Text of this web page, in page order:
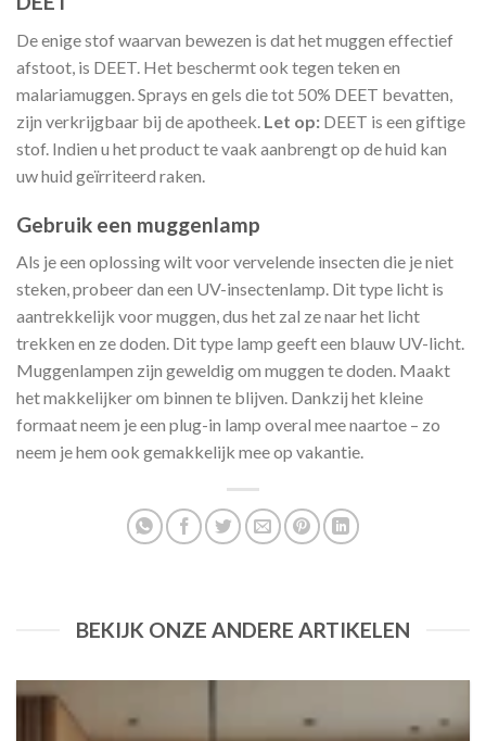
De enige stof waarvan bewezen is dat het muggen effectief
afstoot, is DEET. Het beschermt ook tegen teken en
malariamuggen. Sprays en gels die tot 50% DEET bevatten,
zijn verkrijgbaar bij de apotheek. Let op: DEET is een giftige
stof. Indien u het product te vaak aanbrengt op de huid kan
uw huid geïrriteerd raken.
Gebruik een muggenlamp
Als je een oplossing wilt voor vervelende insecten die je niet
steken, probeer dan een UV-insectenlamp. Dit type licht is
aantrekkelijk voor muggen, dus het zal ze naar het licht
trekken en ze doden. Dit type lamp geeft een blauw UV-licht.
Muggenlampen zijn geweldig om muggen te doden. Maakt
het makkelijker om binnen te blijven. Dankzij het kleine
formaat neem je een plug-in lamp overal mee naartoe – zo
neem je hem ook gemakkelijk mee op vakantie.
BEKIJK ONZE ANDERE ARTIKELEN